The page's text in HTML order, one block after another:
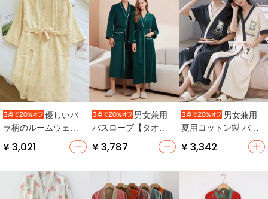
応）
優しいバ
ラ柄のルームウェア
【綿100%・中長丈・
春夏用】
¥ 3,021
男女兼用
バスローブ【タオル
素材・長袖・吸水速
乾・夏用・四季対
¥ 3,787
男女兼用
夏用コットン製 バス
ローブ【短袖・カジ
ュアルデザイン】
¥ 3,342